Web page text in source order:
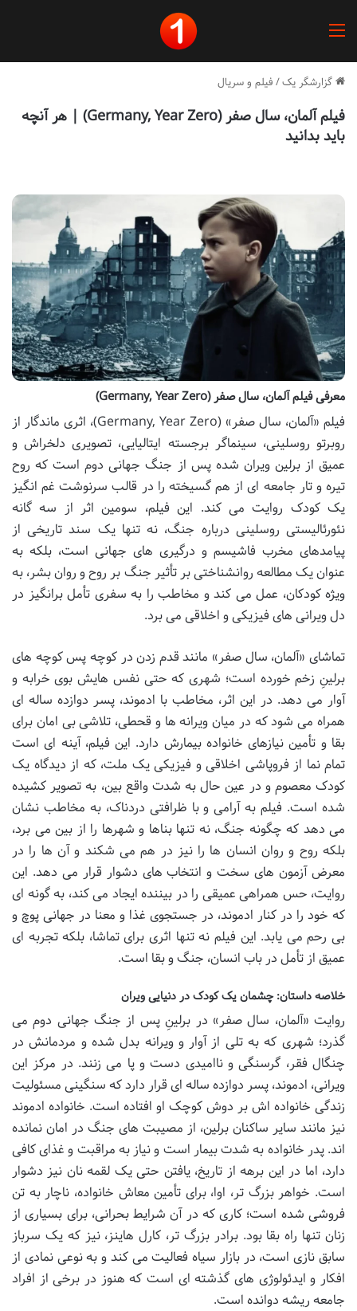
گزارشگر یک/ فیلم و سریال
فیلم آلمان، سال صفر (Germany, Year Zero) | هر آنچه
باید بدانید
معرفی فیلم آلمان، سال صفر (Germany, Year Zero)
فیلم «آلمان، سال صفر» (Germany, Year Zero)، اثری ماندگار از
روبرتو روسلینی، سینماگر برجسته ایتالیایی، تصویری دلخراش و
عمیق از برلین ویران شده پس از جنگ جهانی دوم است که روح
تیره و تار جامعه ای از هم گسیخته را در قالب سرنوشت غم انگیز
یک کودک روایت می کند. این فیلم، سومین اثر از سه گانه
نئورئالیستی روسلینی درباره جنگ، نه تنها یک سند تاریخی از
پیامدهای مخرب فاشیسم و درگیری های جهانی است، بلکه به
عنوان یک مطالعه روانشناختی بر تأثیر جنگ بر روح و روان بشر، به
ویژه کودکان، عمل می کند و مخاطب را به سفری تأمل برانگیز در
دل ویرانی های فیزیکی و اخلاقی می برد.
تماشای «آلمان، سال صفر» مانند قدم زدن در کوچه پس کوچه های
برلینِ زخم خورده است؛ شهری که حتی نفس هایش بوی خرابه و
آوار می دهد. در این اثر، مخاطب با ادموند، پسر دوازده ساله ای
همراه می شود که در میان ویرانه ها و قحطی، تلاشی بی امان برای
بقا و تأمین نیازهای خانواده بیمارش دارد. این فیلم، آینه ای است
تمام نما از فروپاشی اخلاقی و فیزیکی یک ملت، که از دیدگاه یک
کودک معصوم و در عین حال به شدت واقع بین، به تصویر کشیده
شده است. فیلم به آرامی و با ظرافتی دردناک، به مخاطب نشان
می دهد که چگونه جنگ، نه تنها بناها و شهرها را از بین می برد،
بلکه روح و روان انسان ها را نیز در هم می شکند و آن ها را در
معرض آزمون های سخت و انتخاب های دشوار قرار می دهد. این
روایت، حس همراهی عمیقی را در بیننده ایجاد می کند، به گونه ای
که خود را در کنار ادموند، در جستجوی غذا و معنا در جهانی پوچ و
بی رحم می یابد. این فیلم نه تنها اثری برای تماشا، بلکه تجربه ای
عمیق از تأمل در باب انسان، جنگ و بقا است.
خلاصه داستان: چشمان یک کودک در دنیایی ویران
روایت «آلمان، سال صفر» در برلینِ پس از جنگ جهانی دوم می
گذرد؛ شهری که به تلی از آوار و ویرانه بدل شده و مردمانش در
چنگال فقر، گرسنگی و ناامیدی دست و پا می زنند. در مرکز این
ویرانی، ادموند، پسر دوازده ساله ای قرار دارد که سنگینی مسئولیت
زندگی خانواده اش بر دوش کوچک او افتاده است. خانواده ادموند
نیز مانند سایر ساکنان برلین، از مصیبت های جنگ در امان نمانده
اند. پدر خانواده به شدت بیمار است و نیاز به مراقبت و غذای کافی
دارد، اما در این برهه از تاریخ، یافتن حتی یک لقمه نان نیز دشوار
است. خواهر بزرگ تر، اوا، برای تأمین معاش خانواده، ناچار به تن
فروشی شده است؛ کاری که در آن شرایط بحرانی، برای بسیاری از
زنان تنها راه بقا بود. برادر بزرگ تر، کارل هاینز، نیز که یک سرباز
سابق نازی است، در بازار سیاه فعالیت می کند و به نوعی نمادی از
افکار و ایدئولوژی های گذشته ای است که هنوز در برخی از افراد
جامعه ریشه دوانده است.